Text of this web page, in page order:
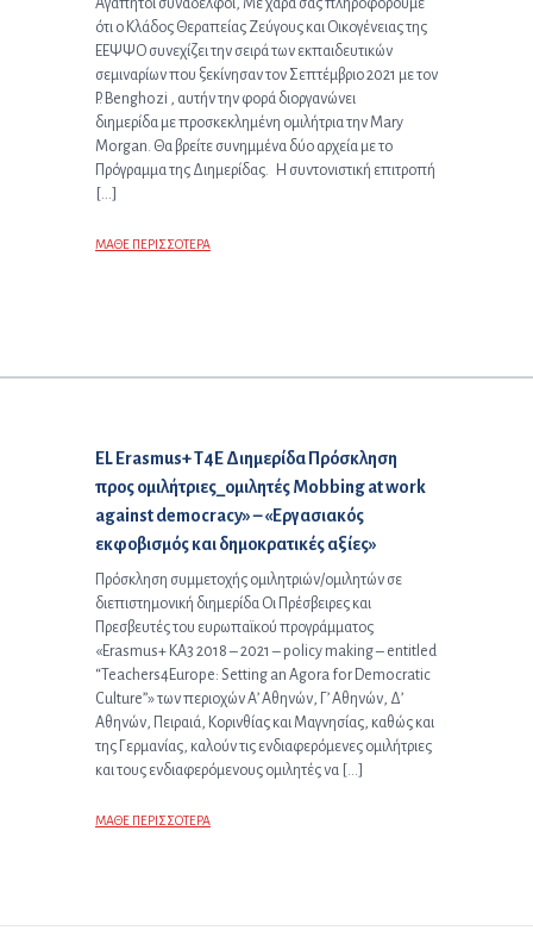
Αγαπητοί συνάδελφοι, Με χαρά σας πληροφορούμε
ότι ο Κλάδος Θεραπείας Ζεύγους και Οικογένειας της
ΕΕΨΨΟ συνεχίζει την σειρά των εκπαιδευτικών
σεμιναρίων που ξεκίνησαν τον Σεπτέμβριο 2021 με τον
P. Benghozi , αυτήν την φορά διοργανώνει
διημερίδα με προσκεκλημένη ομιλήτρια την Μary
Morgan. Θα βρείτε συνημμένα δύο αρχεία με το
Πρόγραμμα της Διημερίδας. Η συντονιστική επιτροπή
[…]
ΜΑΘΕ ΠΕΡΙΣΣΟΤΕΡΑ
Επόμενο άρθρο:
EL Erasmus+ T4E Διημερίδα Πρόσκληση
προς ομιλήτριες_ομιλητές Mobbing at work
against democracy» – «Εργασιακός
εκφοβισμός και δημοκρατικές αξίες»
Πρόσκληση συμμετοχής ομιλητριών/ομιλητών σε
διεπιστημονική διημερίδα Οι Πρέσβειρες και
Πρεσβευτές του ευρωπαϊκού προγράμματος
«Erasmus+ ΚΑ3 2018 – 2021 – policy making – entitled
“Teachers4Europe: Setting an Agora for Democratic
Culture”» των περιοχών Α’ Αθηνών, Γ’ Αθηνών, Δ’
Αθηνών, Πειραιά, Κορινθίας και Μαγνησίας, καθώς και
της Γερμανίας, καλούν τις ενδιαφερόμενες ομιλήτριες
και τους ενδιαφερόμενους ομιλητές να […]
ΜΑΘΕ ΠΕΡΙΣΣΟΤΕΡΑ